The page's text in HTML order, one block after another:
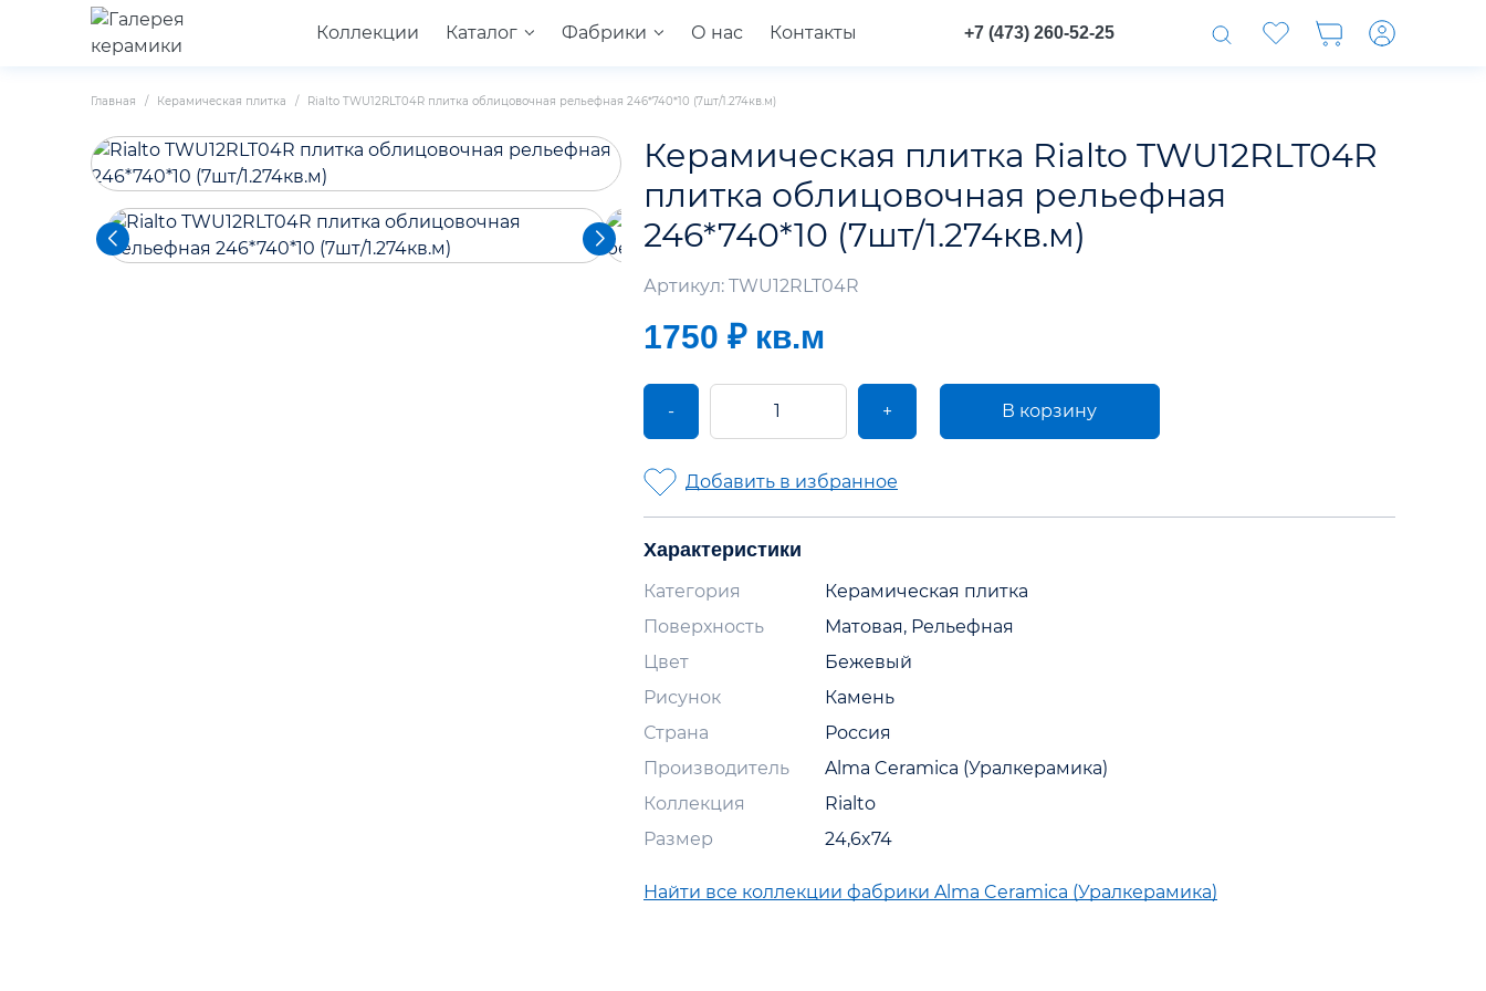
Коллекции Каталог Фабрики О нас Контакты +7 (473) 260-52-25
Главная Керамическая плитка Rialto TWU12RLT04R плитка облицовочная рельефная 246*740*10 (7шт/1.274кв.м)
Керамическая плитка Rialto TWU12RLT04R
плитка облицовочная рельефная
246*740*10 (7шт/1.274кв.м)
Артикул: TWU12RLT04R
1750 ₽кв.м
- + В корзину
Добавить в избранное
Характеристики
Категория
Керамическая плитка
Поверхность
Матовая, Рельефная
Цвет
Бежевый
Рисунок
Камень
Страна
Россия
Производитель
Alma Ceramica (Уралкерамика)
Коллекция
Rialto
Размер
24,6x74
Найти все коллекции фабрики Alma Ceramica (Уралкерамика)